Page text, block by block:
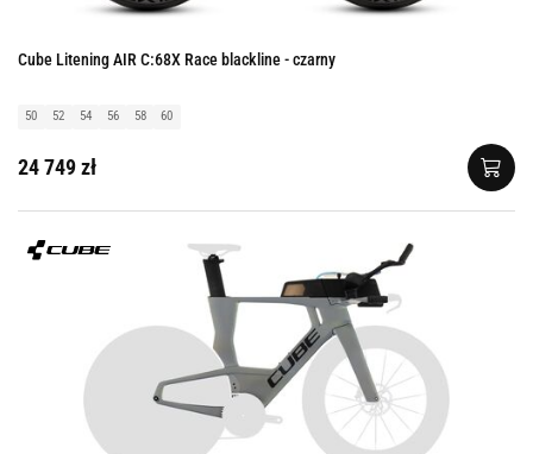
Cube Litening AIR C:68X Race blackline - czarny
50 52 54 56 58 60
24 749 zł